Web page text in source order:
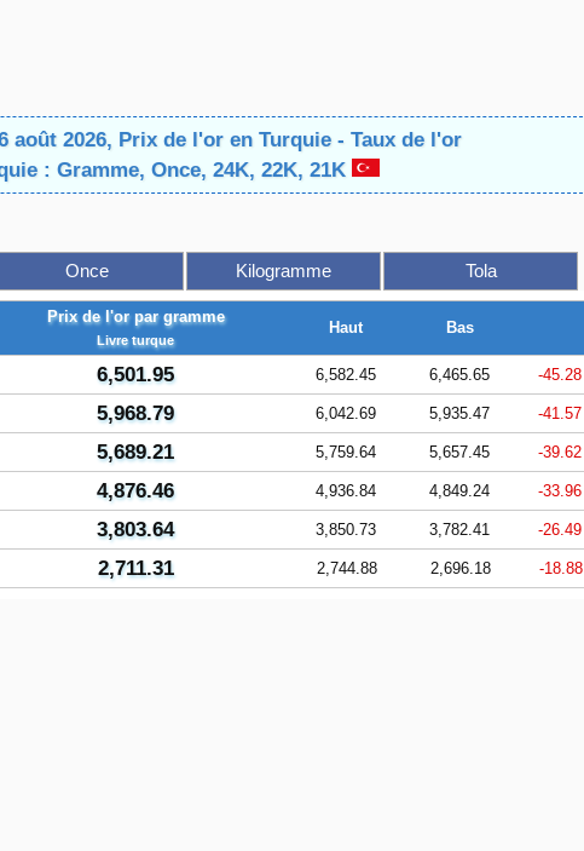
août 2026, Prix de l'or en Turquie - Taux de l'or
: Gramme, Once, 24K, 22K, 21K
Once Kilogramme Tola
Prix de l'or par gramme
Livre turque
Haut Bas
6,501.95 6,582.45 6,465.65 -45.28
5,968.79 6,042.69 5,935.47 -41.57
5,689.21 5,759.64 5,657.45 -39.62
4,876.46 4,936.84 4,849.24 -33.96
3,803.64 3,850.73 3,782.41 -26.49
2,711.31 2,744.88 2,696.18 -18.88